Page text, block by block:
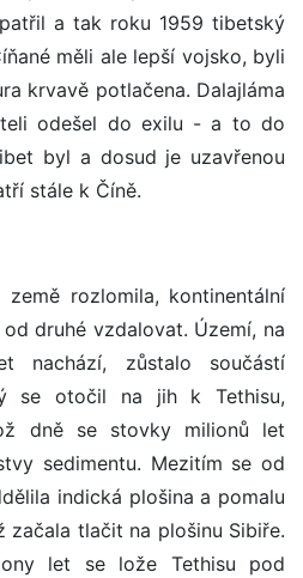
a tak roku 1959 tibetský
měli ale lepší vojsko, byli
krvavě potlačena. Dalajláma
odešel do exilu - a to do
byl a dosud je uzavřenou
stále k Číně.
rozlomila, kontinentální
druhé vzdalovat. Území, na
nachází, zůstalo součástí
se otočil na jih k Tethisu,
dně se stovky milionů let
sedimentu. Mezitím se od
indická plošina a pomalu
začala tlačit na plošinu Sibiře.
let se lože Tethisu pod